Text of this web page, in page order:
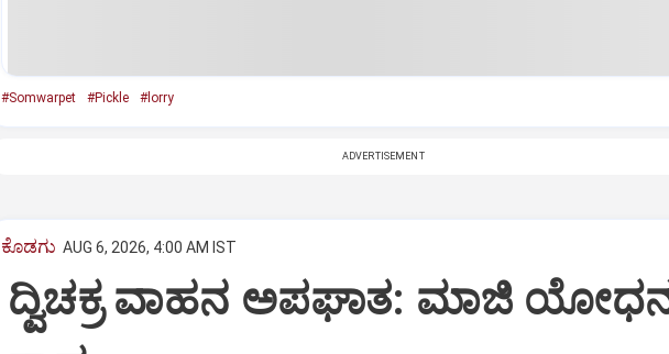
#Somwarpet #Pickle #lorry
ADVERTISEMENT
ಕೊಡಗು AUG 6, 2026, 4:00 AM IST
ದ್ವಿಚಕ್ರ ವಾಹನ ಅಪಘಾತ: ಮಾಜಿ